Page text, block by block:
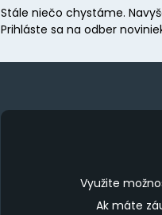
Stále niečo chystáme.
Prihláste sa na odber
Využite
Ak máte